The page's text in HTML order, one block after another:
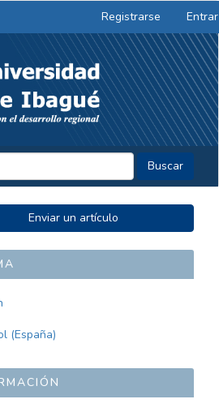
Registrarse Entrar
Buscar
Enviar un artículo
(España)